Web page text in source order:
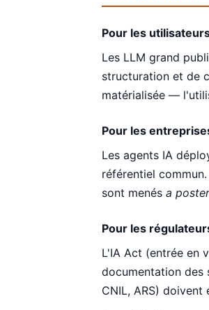
Pour les
Les LLM grand
structuration et de
matérialisée —
Pour les
Les agents IA
référentiel
sont menés a
Pour les
L'IA Act (entrée en
documentation des
CNIL, ARS) doivent